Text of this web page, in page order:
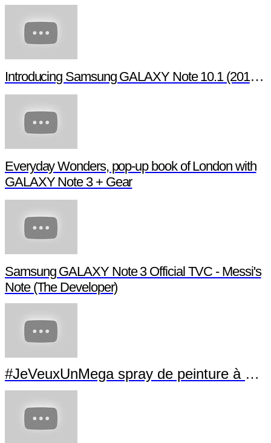
Introducing Samsung GALAXY Note 10.1 (2014 Edition)
Everyday Wonders, pop-up book of London with
GALAXY Note 3 + Gear
Samsung GALAXY Note 3 Official TVC - Messi's
Note (The Developer)
#JeVeuxUnMega spray de peinture à La Villette